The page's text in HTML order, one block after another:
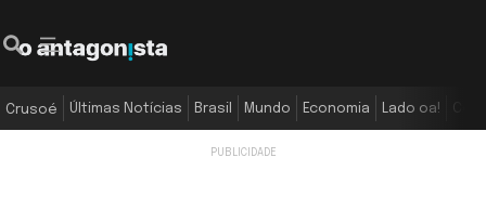
Crusoé Últimas Notícias Brasil Mundo Economia Lado oa!